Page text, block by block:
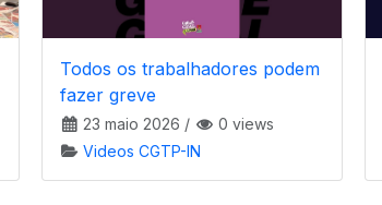
Todos os trabalhadores podem
fazer greve
23 maio 2026 /
0 views
Videos CGTP-IN